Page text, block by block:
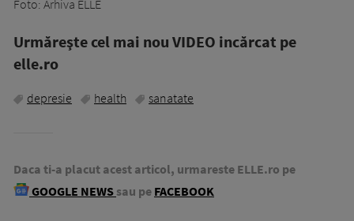
Foto: Arhiva ELLE
Urmăreşte cel mai nou VIDEO incărcat pe
elle.ro
depresie health sanatate
Daca ti-a placut acest articol, urmareste ELLE.ro pe
GOOGLE NEWS sau pe FACEBOOK